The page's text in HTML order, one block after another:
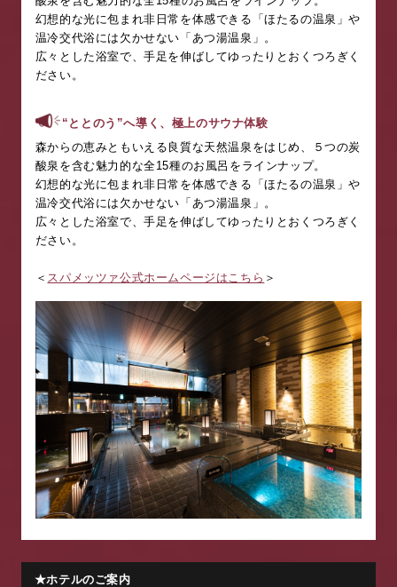
幻想的な光に包まれ非日常を体感できる「ほたるの温泉」や
温冷交代浴には欠かせない「あつ湯温泉」。
広々とした浴室で、手足を伸ばしてゆったりとおくつろぎく
ださい。
“ととのう”へ導く、極上のサウナ体験
森からの恵みともいえる良質な天然温泉をはじめ、５つの炭
酸泉を含む魅力的な全15種のお風呂をラインナップ。
幻想的な光に包まれ非日常を体感できる「ほたるの温泉」や
温冷交代浴には欠かせない「あつ湯温泉」。
広々とした浴室で、手足を伸ばしてゆったりとおくつろぎく
ださい。
＜ スパメッツァ公式ホームページはこちら ＞
★ホテルのご案内